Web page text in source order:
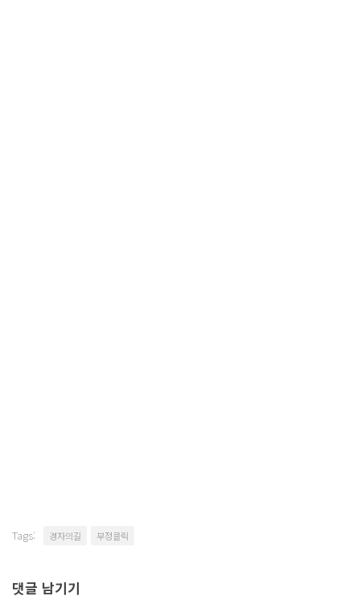
Tags: 경자의길 부정클릭
댓글 남기기